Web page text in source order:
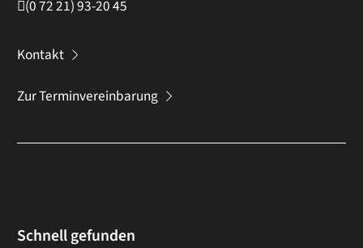
(07221) 93-2045
Kontakt
Zur Terminvereinbarung
Schnell gefunden